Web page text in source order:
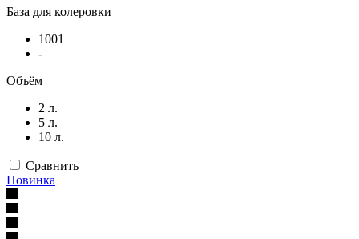
База для колеровки
1001
-
Объём
2 л.
5 л.
10 л.
Сравнить
Новинка